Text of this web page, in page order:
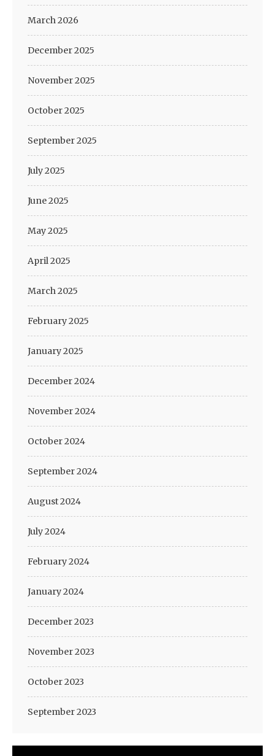
March 2026
December 2025
November 2025
October 2025
September 2025
July 2025
June 2025
May 2025
April 2025
March 2025
February 2025
January 2025
December 2024
November 2024
October 2024
September 2024
August 2024
July 2024
February 2024
January 2024
December 2023
November 2023
October 2023
September 2023